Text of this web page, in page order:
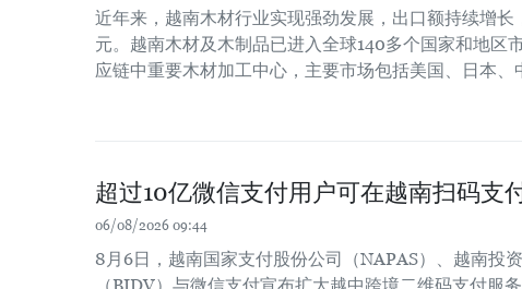
近年来，越南木材行业实现强劲发展，出口额持续增长
元。越南木材及木制品已进入全球140多个国家和地区
应链中重要木材加工中心，主要市场包括美国、日本、
超过10亿微信支付用户可在越南扫码支
06/08/2026 09:44
8月6日，越南国家支付股份公司（NAPAS）、越南投